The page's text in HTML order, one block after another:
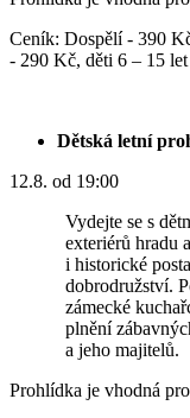
Ceník: Dospělí - 390
- 290 Kč, děti 6 – 15
Dětská letní
12.8. od 19:00
Vydejte se s
exteriérů hradu
i historické
dobrodružství.
zámecké
plnění
a jeho majitelů.
Prohlídka je vhodná